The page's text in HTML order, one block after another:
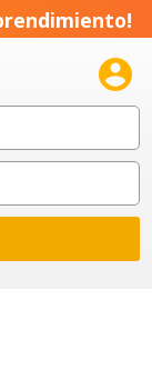
